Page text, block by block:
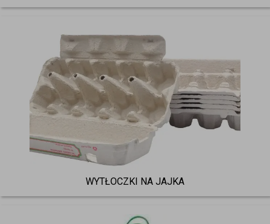
WYTŁOCZKI NA JAJKA